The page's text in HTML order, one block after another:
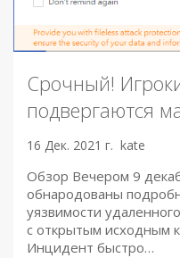
Срочный!
подвергаются
16 Дек. 2021 г. kate
Обзор Вечером 9
обнародованы
уязвимости
с открытым исходным
Инцидент быстро…